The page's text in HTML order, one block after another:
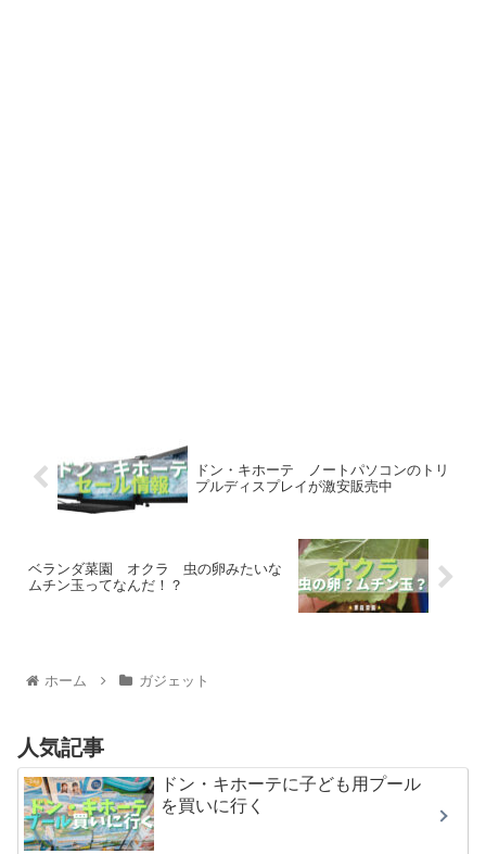
ドン・キホーテ ノートパソコンのトリ
プルディスプレイが激安販売中
ベランダ菜園 オクラ 虫の卵みたいな
ムチン玉ってなんだ！？
ホーム ガジェット
人気記事
ドン・キホーテに子ども用プール
を買いに行く